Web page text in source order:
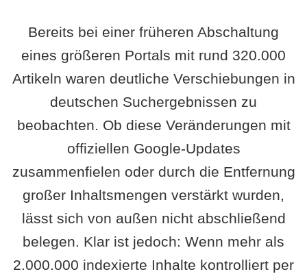
Bereits bei einer früheren Abschaltung
eines größeren Portals mit rund 320.000
Artikeln waren deutliche Verschiebungen in
deutschen Suchergebnissen zu
beobachten. Ob diese Veränderungen mit
offiziellen Google-Updates
zusammenfielen oder durch die Entfernung
großer Inhaltsmengen verstärkt wurden,
lässt sich von außen nicht abschließend
belegen. Klar ist jedoch: Wenn mehr als
2.000.000 indexierte Inhalte kontrolliert per